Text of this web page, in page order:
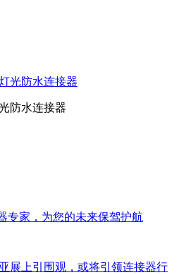
防水连接器
专家，为您的未来保驾护航
展上引围观，或将引领连接器行